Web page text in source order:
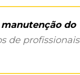
do
de profissionais